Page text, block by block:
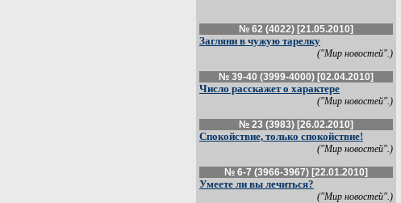
№ 62 (4022) [21.05.2010]
Загляни в чужую тарелку
("Мир новостей".)
№ 39-40 (3999-4000) [02.04.2010]
Число расскажет о характере
("Мир новостей".)
№ 23 (3983) [26.02.2010]
Спокойствие, только спокойствие!
("Мир новостей".)
№ 6-7 (3966-3967) [22.01.2010]
Умеете ли вы лечиться?
("Мир новостей".)